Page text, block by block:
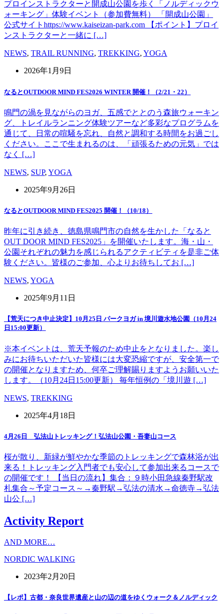
プロインストラクターと開成山公園を歩く「ノルディックウ
ォーキング」体験イベント（参加費無料） 「開成山公園」
公式サイトhttps://www.kaiseizan-park.com 【ポイント】プロイ
ンストラクターと一緒に […]
NEWS, TRAIL RUNNING, TREKKING, YOGA
2026年1月9日
なるとOUTDOOR MIND FES2026 WINTER 開催！（2/21・22）
鳴門の渦を見ながらのヨガ、五感でととのう森旅ウォーキン
グ、トレイルランニング体験ツアーなど多彩なプログラムを
通じて、日常の喧騒を忘れ、自然と調和する時間をお過ごし
ください。ここで生まれるのは、「頑張るための元気」では
なく […]
NEWS, SUP, YOGA
2025年9月26日
なるとOUTDOOR MIND FES2025 開催！（10/18）
昨年に引き続き、徳島県鳴門市の自然を生かした「なると
OUT DOOR MIND FES2025」を開催いたします。海・山・
公園それぞれの魅力を感じられるアクティビティを是非ご体
験ください。皆様のご参加、心よりお待ちしてお […]
NEWS, YOGA
2025年9月11日
【荒天につき中止決定】10月25日 パークヨガ in 境川遊水地公園（10月24
日15:00更新）
※本イベントは、荒天予報のため中止をとなりました。楽し
みにお待ちいただいた皆様には大変恐縮ですが、安全第一で
の開催となりますため、何卒ご理解賜りますようお願いいた
します。（10月24日15:00更新） 毎年恒例の「境川遊 […]
NEWS, TREKKING
2025年4月18日
4月26日 弘法山トレッキング！弘法山公園・吾妻山コース
桜が散り、新緑が鮮やかな季節のトレッキングで森林浴が出
来る！トレッキング入門者でも安心して参加出来るコースで
の開催です！ 【当日の流れ】集合：９時小田急線秦野駅改
札集合～予定コース～→秦野駅→弘法の清水→命徳寺→弘法
山公 […]
Activity Report
AND MORE…
NORDIC WALKING
2023年2月20日
【レポ】古都・奈良世界遺産と山の辺の道をゆくウォーク＆ノルディック